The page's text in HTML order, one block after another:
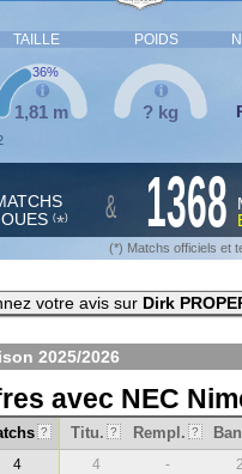
TAILLE POIDS
1,81 m
36%
? kg
(*) & 1368
(*) Matchs officiels et
votre avis sur Dirk
2025/2026
avec NEC
? Titu. ? Rempl. ?
4 4 -